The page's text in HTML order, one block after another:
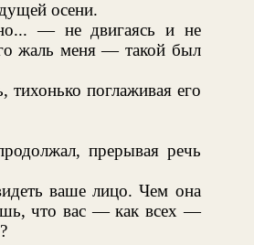
осени.
— не двигаясь и не
жаль меня — такой был
поглаживая его
прерывая речь
ваше лицо. Чем она
что вас — как всех —